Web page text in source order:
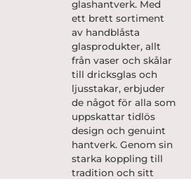
glashantverk. Med
ett brett sortiment
av handblåsta
glasprodukter, allt
från vaser och skålar
till dricksglas och
ljusstakar, erbjuder
de något för alla som
uppskattar tidlös
design och genuint
hantverk. Genom sin
starka koppling till
tradition och sitt